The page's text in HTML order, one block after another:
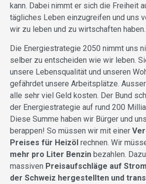
kann. Dabei nimmt er sich die Freiheit
tägliches Leben einzugreifen und uns
wir zu leben und zu wirtschaften haben.
Die Energiestrategie 2050 nimmt uns
selber zu entscheiden wie wir leben.
unsere Lebensqualität und unseren
gefährdet unsere Arbeitsplätze.
alle sehr viel Geld kosten. Der Bund
der Energiestrategie auf rund 200
Diese Summe haben wir Bürger und
berappen! So müssen wir mit einer
Preises für Heizöl rechnen. Wir
mehr pro Liter Benzin bezahlen.
massiven Preisaufschläge auf
der Schweiz hergestellten und